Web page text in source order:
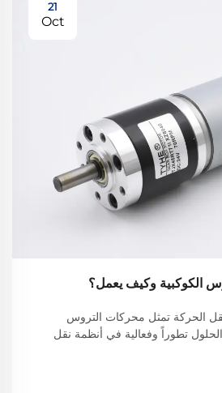
21
Oct
الكوكبية وكيف يعمل؟
الحركة تمثل محركات التروس
تطوراً وفعالية في أنظمة نقل